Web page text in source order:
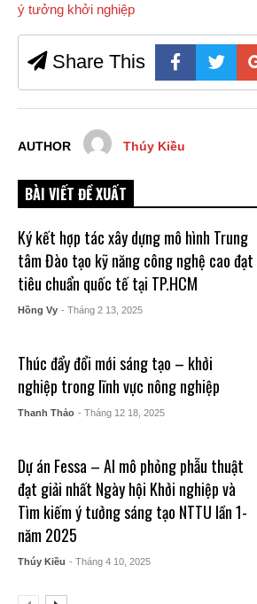
ý tưởng khởi nghiệp
Share This
AUTHOR Thúy Kiều
BÀI VIẾT ĐỀ XUẤT
Ký kết hợp tác xây dựng mô hình Trung
tâm Đào tạo kỹ năng công nghệ cao đạt
tiêu chuẩn quốc tế tại TP.HCM
Hồng Vy - Tháng 2 13, 2025
Thúc đẩy đổi mới sáng tạo – khởi
nghiệp trong lĩnh vực nông nghiệp
Thanh Thảo - Tháng 12 18, 2025
Dự án Fessa – AI mô phỏng phẫu thuật
đạt giải nhất Ngày hội Khởi nghiệp và
Tìm kiếm ý tưởng sáng tạo NTTU lần 1-
năm 2025
Thúy Kiều - Tháng 4 10, 2025